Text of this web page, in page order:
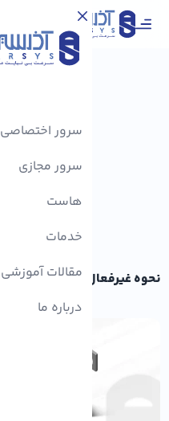
سرور اختصاصی
سرور مجازی
هاست
خدمات
مقالات آموزشی
درباره ما
نحوه غیرفعال کردن SSH Root Login در لینوکس